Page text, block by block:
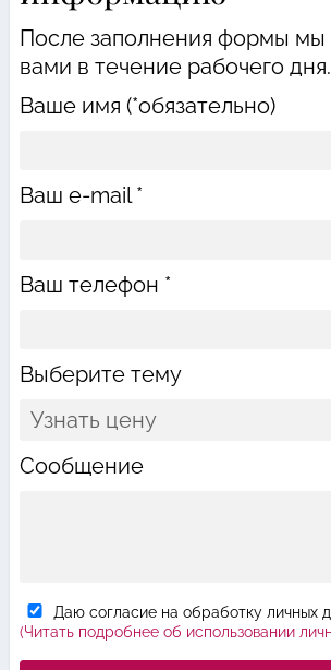
После заполнения формы мы
вами в течение рабочего дня.
Ваше имя (*обязательно)
Ваш e-mail *
Ваш телефон *
Выберите тему
Сообщение
Даю согласие на обработку личных
(Читать подробнее об использовании